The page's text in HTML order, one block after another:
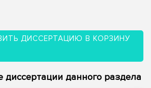
ДИССЕРТАЦИЮ В КОРЗИНУ
данного раздела